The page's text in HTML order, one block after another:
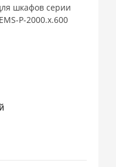
шкафов серии
P-2000.x.600